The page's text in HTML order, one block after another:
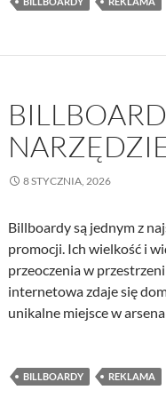
8 STYCZNIA, 2026
Billboardy są jednym z
promocji. Ich wielkość i
przeoczenia w
internetowa zdaje się
unikalne miejsce w
BILLBOARDY REKLAMA